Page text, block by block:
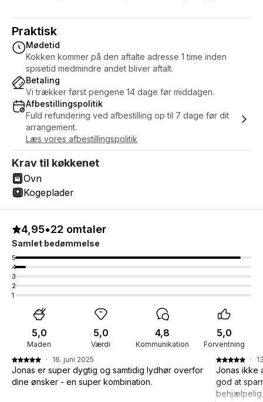
Praktisk
Mødetid
Kokken kommer på den aftalte adresse 1 time inden
spisetid medmindre andet bliver aftalt.
Betaling
Vi trækker først pengene 14 dage før middagen.
Afbestillingspolitik
Fuld refundering ved afbestilling op til 7 dage før dit
arrangement.
Læs vores afbestillingspolitik
Krav til køkkenet
Ovn
Kogeplader
4,95•22 omtaler
Samlet bedømmelse
5
4
3
2
1
Maden
5,0
Værdi
5,0
Kommunikation
4,8
Forventning
5,0
· 16. juni 2025
Jonas er super dygtig og samtidig lydhør overfor
dine ønsker - en super kombination.
·
Jonas ikke
god at
behjælpelig